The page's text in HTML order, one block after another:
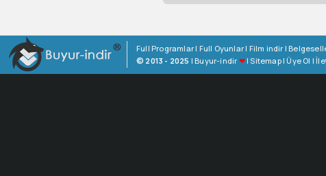
Full Programlar| Full Oyunlar| Film indir |
© 2013 - 2025 |Buyur-indir ❤|Sitemap|Üye Ol |